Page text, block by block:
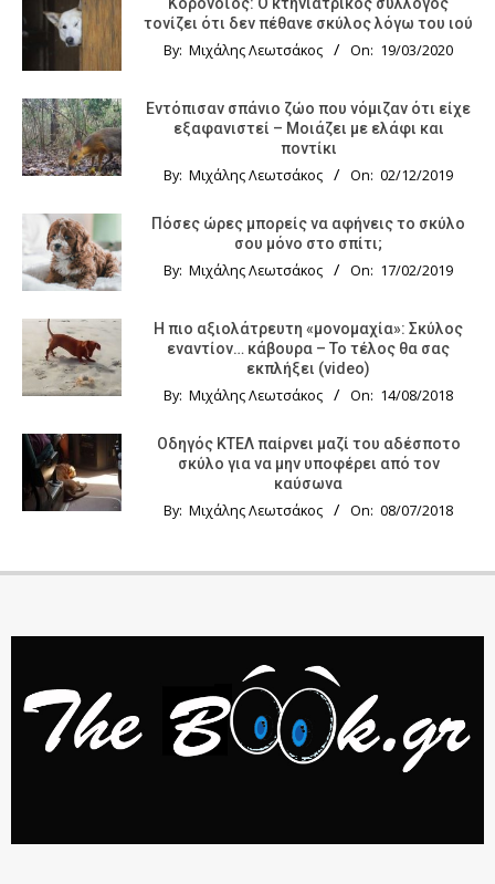
τονίζει ότι δεν πέθανε σκύλος λόγω του ιού
By: Μιχάλης Λεωτσάκος On: 19/03/2020
Εντόπισαν σπάνιο ζώο που νόμιζαν ότι είχε
εξαφανιστεί – Μοιάζει με ελάφι και
ποντίκι
By: Μιχάλης Λεωτσάκος On: 02/12/2019
Πόσες ώρες μπορείς να αφήνεις το σκύλο
σου μόνο στο σπίτι;
By: Μιχάλης Λεωτσάκος On: 17/02/2019
Η πιο αξιολάτρευτη «μονομαχία»: Σκύλος
εναντίον… κάβουρα – Το τέλος θα σας
εκπλήξει (video)
By: Μιχάλης Λεωτσάκος On: 14/08/2018
Οδηγός KTΕΛ παίρνει μαζί του αδέσποτο
σκύλο για να μην υποφέρει από τον
καύσωνα
By: Μιχάλης Λεωτσάκος On: 08/07/2018